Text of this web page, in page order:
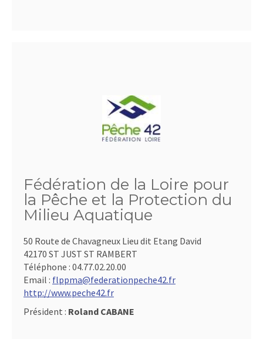
Fédération de la Loire pour
la Pêche et la Protection du
Milieu Aquatique
50 Route de Chavagneux Lieu dit Etang David
42170 ST JUST ST RAMBERT
Téléphone : 04.77.02.20.00
Email : flppma@federationpeche42.fr
http://www.peche42.fr
Président : Roland CABANE